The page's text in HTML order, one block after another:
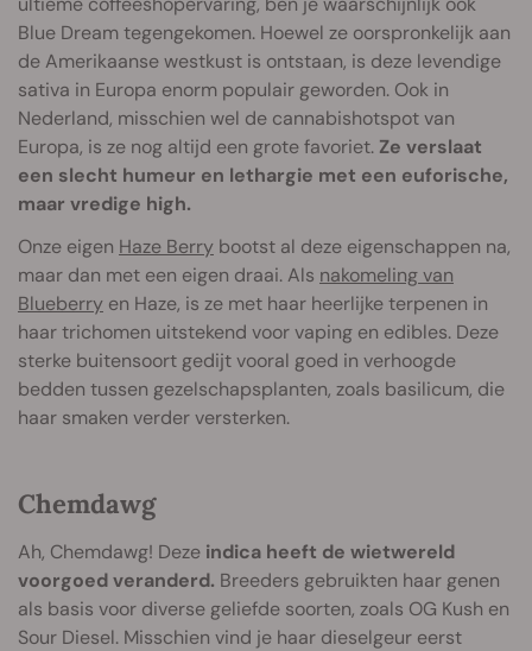
Blue Dream tegengekomen. Hoewel ze oorspronkelijk aan
de Amerikaanse westkust is ontstaan, is deze levendige
sativa in Europa enorm populair geworden. Ook in
Nederland, misschien wel de cannabishotspot van
Europa, is ze nog altijd een grote favoriet. Ze verslaat
een slecht humeur en lethargie met een euforische,
maar vredige high.
Onze eigen Haze Berry bootst al deze eigenschappen na,
maar dan met een eigen draai. Als nakomeling van
Blueberry en Haze, is ze met haar heerlijke terpenen in
haar trichomen uitstekend voor vaping en edibles. Deze
sterke buitensoort gedijt vooral goed in verhoogde
bedden tussen gezelschapsplanten, zoals basilicum, die
haar smaken verder versterken.
Chemdawg
Ah, Chemdawg! Deze indica heeft de wietwereld
voorgoed veranderd. Breeders gebruikten haar genen
als basis voor diverse geliefde soorten, zoals OG Kush en
Sour Diesel. Misschien vind je haar dieselgeur eerst